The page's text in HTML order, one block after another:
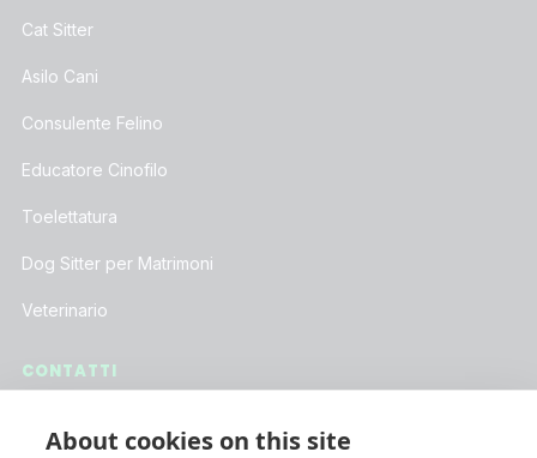
Cat Sitter
Asilo Cani
Consulente Felino
Educatore Cinofilo
Toelettatura
Dog Sitter per Matrimoni
Veterinario
CONTATTI
About cookies on this site